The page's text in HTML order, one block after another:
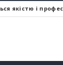
якістю і